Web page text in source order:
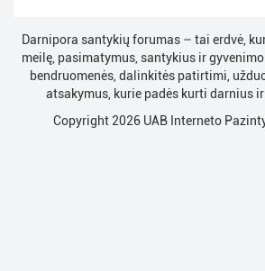
Darnipora santykių forumas – tai erdvė,
meilę, pasimatymus, santykius ir
bendruomenės, dalinkitės patirtimi,
atsakymus, kurie padės kurti darnius
Copyright 2026 UAB Interneto